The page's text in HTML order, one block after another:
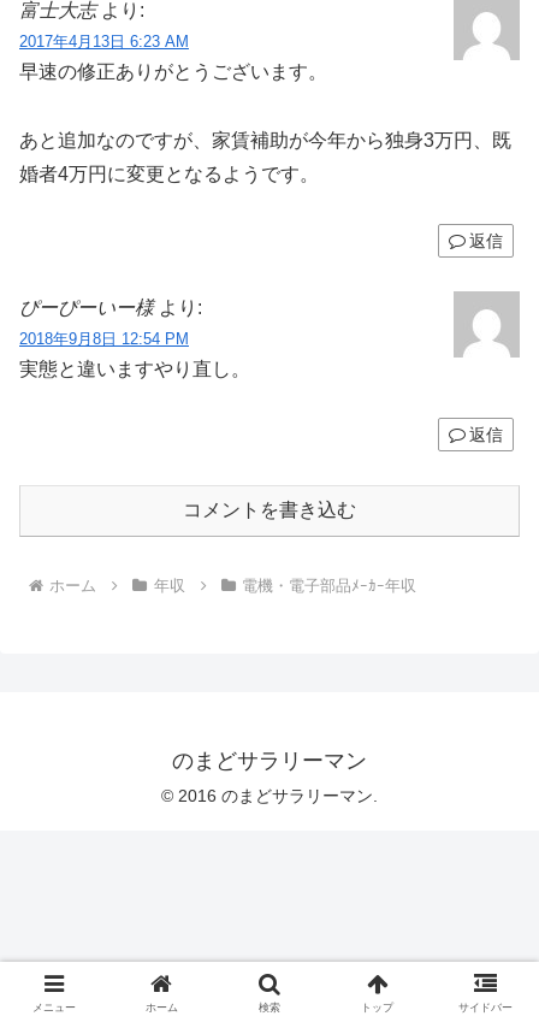
富士大志 より:
2017年4月13日 6:23 AM
早速の修正ありがとうございます。
あと追加なのですが、家賃補助が今年から独身3万円、既
婚者4万円に変更となるようです。
返信
ぴーぴーいー様 より:
2018年9月8日 12:54 PM
実態と違いますやり直し。
返信
コメントを書き込む
ホーム 年収 電機・電子部品ﾒｰｶｰ年収
のまどサラリーマン
© 2016 のまどサラリーマン.
メニュー ホーム 検索 トップ サイドバー